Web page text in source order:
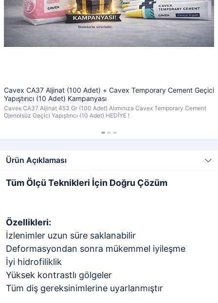
Cavex CA37 Aljinat (100 Adet) + Cavex Temporary Cement Geçici
Yapıştırıcı (10 Adet) Kampanyası
Cavex CA37 Aljinat 453 Gr (100 Adet) Alımınıza Cavex Temporary Cement
Ojenolsüz Geçici Yapıştırıcı (10 Adet) HEDİYE !
Ürün Açıklaması
Tüm Ölçü Teknikleri İçin Doğru Çözüm
Özellikleri:
İzlenimler uzun süre saklanabilir
Deformasyondan sonra mükemmel iyileşme
İyi hidrofiliklik
Yüksek kontrastlı gölgeler
Tüm diş gereksinimlerine uyarlanmıştır